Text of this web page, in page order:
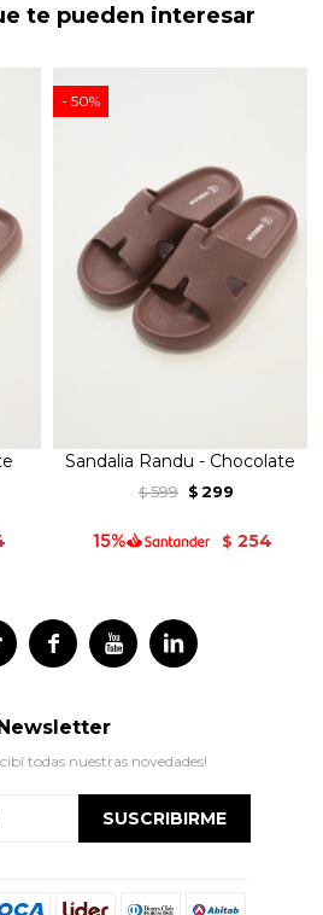
te pueden interesar
50
Sandalia Randu - Chocolate
$ 599 $ 299
$ 254
  
Newsletter
todas nuestras novedades!
SUSCRIBIRME